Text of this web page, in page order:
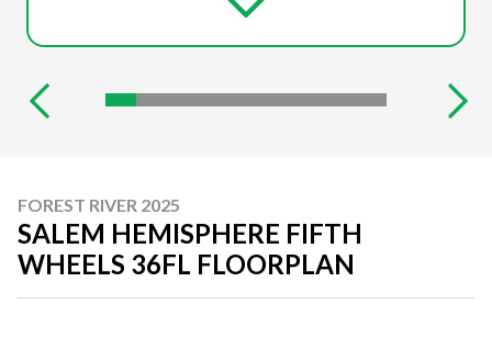
FOREST RIVER 2025
SALEM HEMISPHERE FIFTH
WHEELS 36FL FLOORPLAN